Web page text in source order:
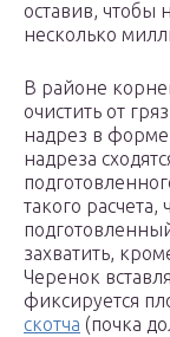
оставив, чтобы
несколько
В районе
очистить от
надрез в форме
надреза
такого
захватить,
Черенок
фиксируется
скотча (почка